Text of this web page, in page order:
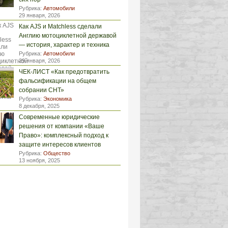
Рубрика: Автомобили
29 января, 2026
Как AJS и Matchless сделали
Англию мотоциклетной державой
— история, характер и техника
Рубрика: Автомобили
29 января, 2026
ЧЕК-ЛИСТ «Как предотвратить
фальсификации на общем
собрании СНТ»
Рубрика: Экономика
8 декабря, 2025
Современные юридические
решения от компании «Ваше
Право»: комплексный подход к
защите интересов клиентов
Рубрика: Общество
13 ноября, 2025